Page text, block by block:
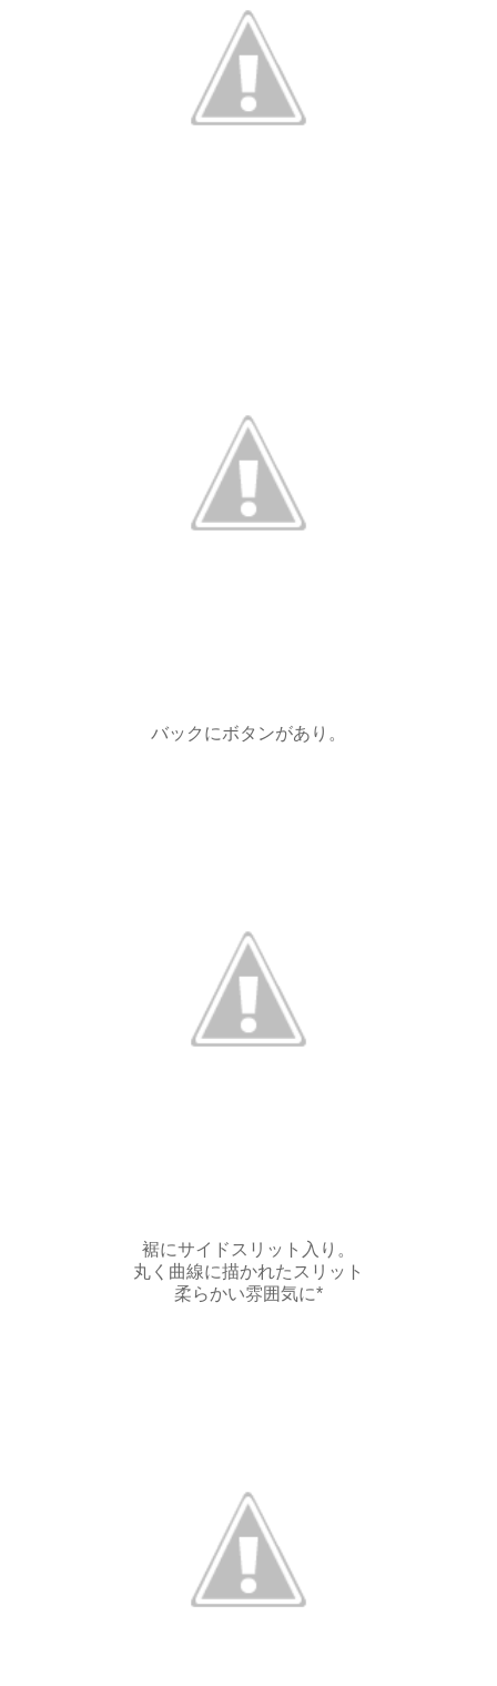
バックにボタンがあり。
裾にサイドスリット入り。
丸く曲線に描かれたスリット
柔らかい雰囲気に*